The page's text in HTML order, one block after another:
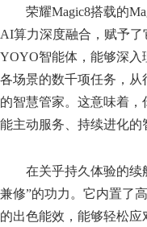
荣耀Magic8搭载的
AI算力深度融合，赋予了
YOYO智能体，能够深入
各场景的数千项任务，
的智慧管家。这意味着
能主动服务、持续进化的
在关乎持久体验的续
兼修”的功力。它内置了
的出色能效，能够轻松应